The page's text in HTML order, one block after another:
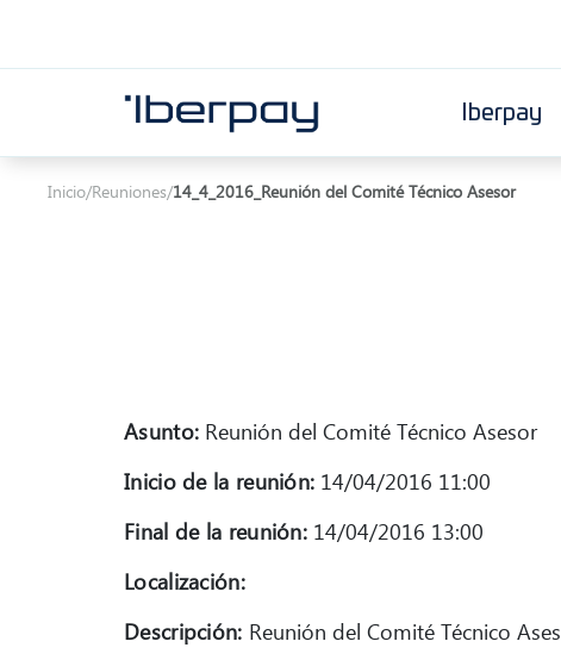
Iberpay
Iberpay
Inicio/Reuniones/14_4_2016_Reunión del Comité Técnico Asesor
Asunto: Reunión del Comité Técnico Asesor
Inicio de la reunión: 14/04/2016 11:00
Final de la reunión: 14/04/2016 13:00
Localización:
Descripción: Reunión del Comité Técnico